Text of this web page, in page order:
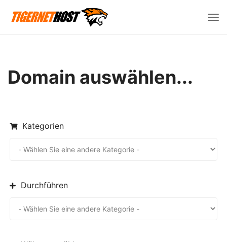
Domain auswählen...
Kategorien
Durchführen